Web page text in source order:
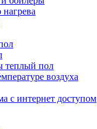
теплый пол
воздуха
с интернет доступом